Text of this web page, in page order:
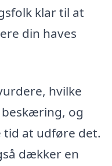
klar til at
din haves
hvilke
og
at udføre det.
dækker en